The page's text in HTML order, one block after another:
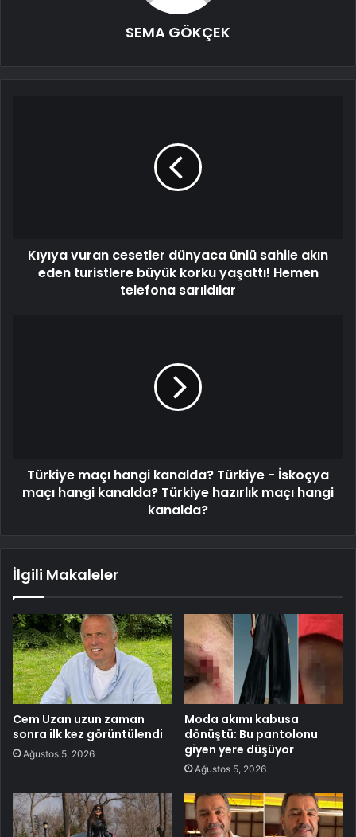
SEMA GÖKÇEK
Kıyıya vuran cesetler dünyaca ünlü sahile akın
eden turistlere büyük korku yaşattı! Hemen
telefona sarıldılar
Türkiye maçı hangi kanalda? Türkiye - İskoçya
maçı hangi kanalda? Türkiye hazırlık maçı hangi
kanalda?
İlgili Makaleler
Cem Uzan uzun zaman
sonra ilk kez görüntülendi
Ağustos 5, 2026
Moda akımı kabusa
dönüştü: Bu pantolonu
giyen yere düşüyor
Ağustos 5, 2026